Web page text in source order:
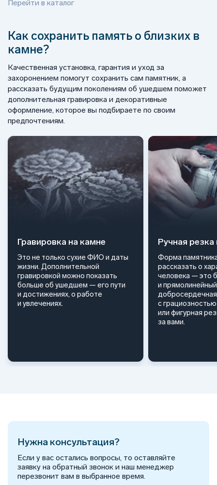
Перейти в каталог
Как сохранить память о близких в
камне?
Качественная установка, гарантия и уход за
захоронением помогут сохранить сам памятник, а
рассказать будущим поколениям об ушедшем поможет
дополнительная гравировка и декоративные
оформление, которое вы подбираете по своим
предпочтениям.
Гравировка на камне
Это не только сухие ФИО и даты
жизни. Дополнительной
гравировкой можно показать
больше об ушедшем — его пути
и достижениях, о работе
и увлечениях.
Ручная
Форма
рассказать о
человека — это
и
с
или фигурная
за вами.
Нужна консультация?
Если у вас остались вопросы, то оставляйте
заявку на обратный звонок и наш менеджер
перезвонит вам в выбранное время.